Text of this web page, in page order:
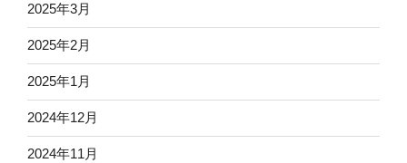
2025年3月
2025年2月
2025年1月
2024年12月
2024年11月